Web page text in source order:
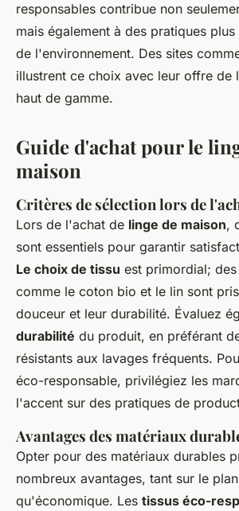
responsables contribue non
mais également à des pratiques
de l'environnement. Des sites
illustrent ce choix avec leur offre de
haut de gamme.
Guide d'achat pour le
maison
Critères de sélection lors de
Lors de l'achat de linge de maison,
sont essentiels pour garantir
Le choix de tissu est primordial;
comme le coton bio et le lin sont
douceur et leur durabilité. Évaluez
durabilité du produit, en préférant
résistants aux lavages fréquents.
éco-responsable, privilégiez les
l'accent sur des pratiques de
Avantages des matériaux
Opter pour des matériaux durables
nombreux avantages, tant sur le
qu'économique. Les tissus éco-